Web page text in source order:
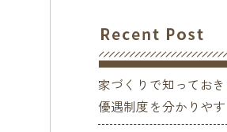
家づくりで知ってお
優遇制度を分かりや